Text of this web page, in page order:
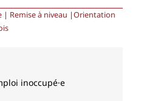
| Remise à niveau |Orientation
inoccupé·e